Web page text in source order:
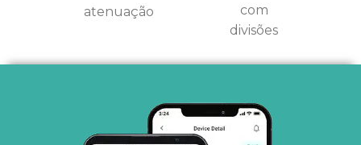
atenuação
com
divisões